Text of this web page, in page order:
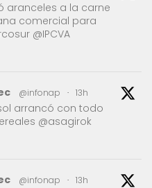
aranceles a la carne
comercial para
@IPCVA
@infonap · 13h
arrancó con todo
@asagirok
@infonap · 13h